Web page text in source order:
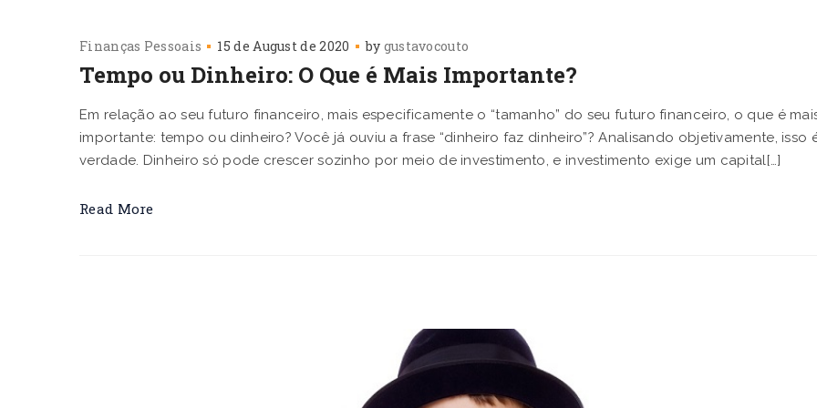
Finanças Pessoais 15 de August de 2020 by gustavocouto
Tempo ou Dinheiro: O Que é Mais Importante?
Em relação ao seu futuro financeiro, mais especificamente o “tamanho” do seu futuro financeiro, o que é
importante: tempo ou dinheiro? Você já ouviu a frase “dinheiro faz dinheiro”? Analisando objetivamente, isso
verdade. Dinheiro só pode crescer sozinho por meio de investimento, e investimento exige um capital[…]
Read More